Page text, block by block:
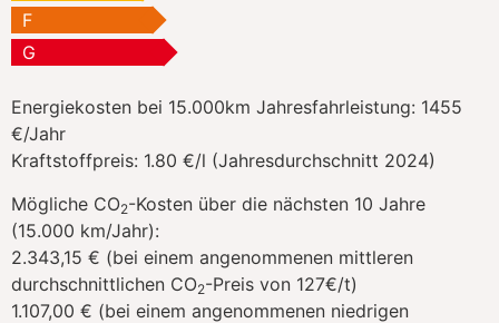
F
G
Energiekosten bei 15.000km Jahresfahrleistung: 1455
€/Jahr
Kraftstoffpreis: 1.80 €/l (Jahresdurchschnitt 2024)
Mögliche CO2-Kosten über die nächsten 10 Jahre
(15.000 km/Jahr):
2.343,15 € (bei einem angenommenen mittleren
durchschnittlichen CO2-Preis von 127€/t)
1.107,00 € (bei einem angenommenen niedrigen